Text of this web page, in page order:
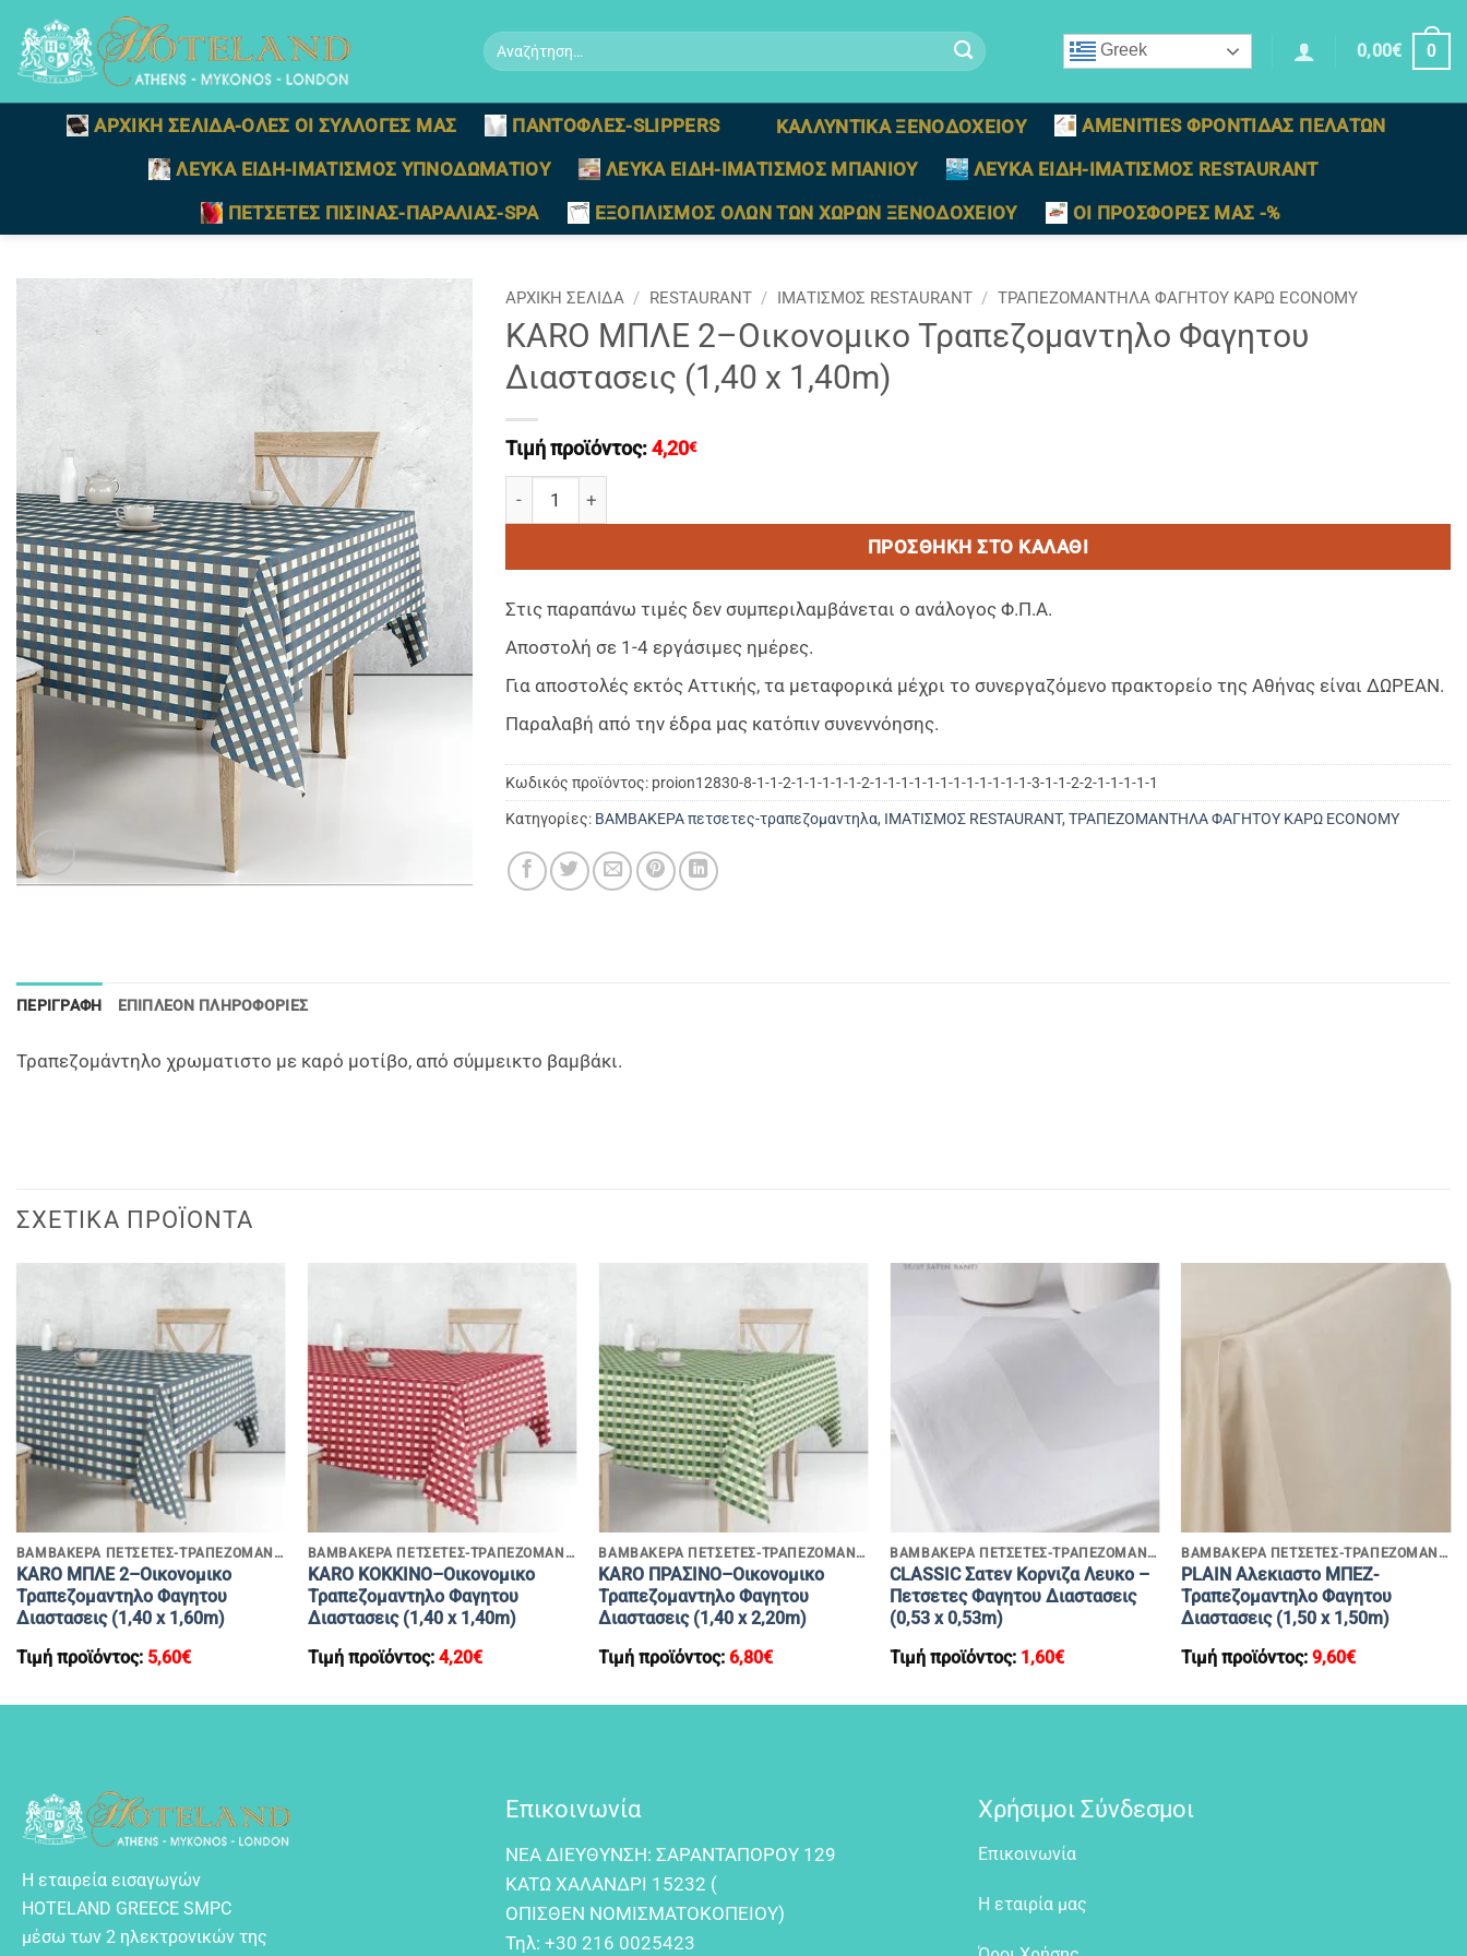
στο
περιεχόμενο
Αναζήτηση
για:
Greek 0,00€ 0
ΑΡΧΙΚΗ ΣΕΛΙΔΑ-ΟΛΕΣ ΟΙ ΣΥΛΛΟΓΕΣ ΜΑΣ ΠΑΝΤΟΦΛΕΣ-SLIPPERS ΚΑΛΛΥΝΤΙΚΑ ΞΕΝΟΔΟΧΕΙΟΥ
AMENITIES ΦΡΟΝΤΙΔΑΣ ΠΕΛΑΤΩΝ
ΛΕΥΚΑ ΕΙΔΗ-ΙΜΑΤΙΣΜΟΣ ΥΠΝΟΔΩΜΑΤΙΟΥ
ΛΕΥΚΑ ΕΙΔΗ-ΙΜΑΤΙΣΜΟΣ ΜΠΑΝΙΟΥ
ΛΕΥΚΑ ΕΙΔΗ-ΙΜΑΤΙΣΜΟΣ RESTAURANT
ΠΕΤΣΕΤΕΣ ΠΙΣΙΝΑΣ-ΠΑΡΑΛΙΑΣ-SPA
ΕΞΟΠΛΙΣΜΟΣ ΟΛΩΝ ΤΩΝ ΧΩΡΩΝ ΞΕΝΟΔΟΧΕΙΟΥ ΟΙ ΠΡΟΣΦΟΡΕΣ ΜΑΣ -%
ΑΡΧΙΚΉ ΣΕΛΊΔΑ / RESTAURANT / ΙΜΑΤΙΣΜΟΣ RESTAURANT / ΤΡΑΠΕΖΟΜΑΝΤΗΛΑ ΦΑΓΗΤΟΥ ΚΑΡΩ ECONOMY
KARO ΜΠΛΕ 2–Οικονομικο Τραπεζομαντηλο Φαγητου
Διαστασεις (1,40 x 1,40m)
Τιμή προϊόντος: 4,20€
KARO ΜΠΛΕ 2–Οικονομικο Τραπεζομαντηλο Φαγητου Διαστασεις (1,40 x 1,40m) ποσότητα
ΠΡΟΣΘΉΚΗ ΣΤΟ ΚΑΛΆΘΙ
Στις παραπάνω τιμές δεν συμπεριλαμβάνεται ο ανάλογος Φ.Π.Α.
Αποστολή σε 1-4 εργάσιμες ημέρες.
Για αποστολές εκτός Αττικής, τα μεταφορικά μέχρι το συνεργαζόμενο πρακτορείο της Αθήνας είναι ΔΩΡΕΑΝ.
Παραλαβή από την έδρα μας κατόπιν συνεννόησης.
Κωδικός προϊόντος: proion12830-8-1-1-2-1-1-1-1-1-2-1-1-1-1-1-1-1-1-1-1-1-1-3-1-1-2-2-1-1-1-1-1
Κατηγορίες: ΒΑΜΒΑΚΕΡΑ πετσετες-τραπεζομαντηλα, ΙΜΑΤΙΣΜΟΣ RESTAURANT, ΤΡΑΠΕΖΟΜΑΝΤΗΛΑ ΦΑΓΗΤΟΥ ΚΑΡΩ ECONOMY
ΠΕΡΙΓΡΑΦΉ ΕΠΙΠΛΈΟΝ ΠΛΗΡΟΦΟΡΊΕΣ
Τραπεζομάντηλο χρωματιστο με καρό μοτίβο, από σύμμεικτο βαμβάκι.
ΣΧΕΤΙΚΆ ΠΡΟΪΌΝΤΑ
ΒΑΜΒΑΚΕΡΑ ΠΕΤΣΕΤΕΣ-ΤΡΑΠΕΖΟΜΑΝΤΗΛΑ
KARO ΜΠΛΕ 2–Οικονομικο
Τραπεζομαντηλο Φαγητου
Διαστασεις (1,40 x 1,60m)
Τιμή προϊόντος: 5,60€
ΒΑΜΒΑΚΕΡΑ ΠΕΤΣΕΤΕΣ-ΤΡΑΠΕΖΟΜΑΝΤΗΛΑ
KARO ΚΟΚΚΙΝΟ–Οικονομικο
Τραπεζομαντηλο Φαγητου
Διαστασεις (1,40 x 1,40m)
Τιμή προϊόντος: 4,20€
ΒΑΜΒΑΚΕΡΑ ΠΕΤΣΕΤΕΣ-ΤΡΑΠΕΖΟΜΑΝΤΗΛΑ
KARO ΠΡΑΣΙΝΟ–Οικονομικο
Τραπεζομαντηλο Φαγητου
Διαστασεις (1,40 x 2,20m)
Τιμή προϊόντος: 6,80€
ΒΑΜΒΑΚΕΡΑ ΠΕΤΣΕΤΕΣ-ΤΡΑΠΕΖΟΜΑΝΤΗΛΑ
CLASSIC Σατεν Κορνιζα Λευκο –
Πετσετες Φαγητου Διαστασεις
(0,53 x 0,53m)
Τιμή προϊόντος: 1,60€
ΒΑΜΒΑΚΕΡΑ ΠΕΤΣΕΤΕΣ-ΤΡΑΠΕΖΟΜΑΝΤΗΛΑ
PLAIN Αλεκιαστο ΜΠΕΖ-
Τραπεζομαντηλο Φαγητου
Διαστασεις (1,50 x 1,50m)
Τιμή προϊόντος: 9,60€
Η εταιρεία εισαγωγών
HOTELAND GREECE SMPC
μέσω των 2 ηλεκτρονικών της
Επικοινωνία
NEA ΔIEYΘYNΣH: ΣAPANTAΠOPOY 129
KATΩ XAΛANΔPI 15232 (
OΠIΣΘEN NOMIΣMATOKOΠEIOY)
Τηλ: +30 216 0025423
Χρήσιμοι Σύνδεσμοι
Επικοινωνία
Η εταιρία μας